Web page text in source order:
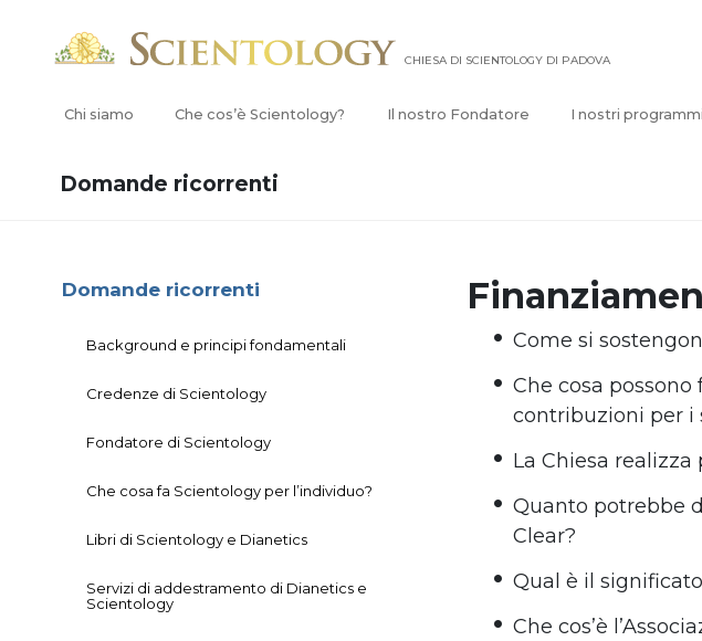
CHIESA DI SCIENTOLOGY DI PADOVA
Chi siamo Che cos’è Scientology? Il nostro Fondatore I nostri
Domande ricorrenti
Come si
Che cosa
contribuzioni per i
La Chiesa realizza
Quanto potrebbe
Clear?
Qual è il
Che cos’è
Domande ricorrenti
Background e principi fondamentali
Credenze di Scientology
Fondatore di Scientology
Che cosa fa Scientology per l’individuo?
Libri di Scientology e Dianetics
Servizi di addestramento di Dianetics e
Scientology